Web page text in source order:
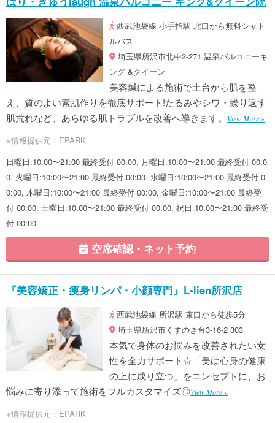
西武池袋線 小手指駅 北口から無料シャト
ルバス
埼玉県所沢市北中2-271 温泉バルコニーキ
ング &クイーン
美容鍼による施術で土台から肌を整
え、質のよい素肌作りを徹底サポート!たるみやシワ・繰り返す
肌荒れなど、あらゆる肌トラブルを改善へ導きます。
View More »
※情報提供元：EPARK
日曜日:10:00〜21:00 最終受付 00:00, 月曜日:10:00〜21:00 最終受付 00:0
0, 火曜日:10:00〜21:00 最終受付 00:00, 水曜日:10:00〜21:00 最終受付 0
0:00, 木曜日:10:00〜21:00 最終受付 00:00, 金曜日:10:00〜21:00 最終受
付 00:00, 土曜日:10:00〜21:00 最終受付 00:00, 祝日:10:00〜21:00 最終受
付 00:00
空席確認・ネット予約
『美容矯正・痩身リンパ・小顔専門』L•lien所沢店
西武池袋線 所沢駅 東口から徒歩5分
埼玉県所沢市くすのき台3-16-2 303
本気で身体のお悩みを改善されたい女
性を全力サポート☆「美は心身の健康
の上に成り立つ」をコンセプトに、お
悩みに寄り添って施術をフルカスタマイズ◎View More »
※情報提供元：EPARK